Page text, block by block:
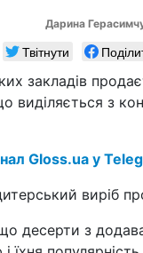
Дарина
Твітнути
закладів
виділяється з
Gloss.ua у
виріб
десерти з